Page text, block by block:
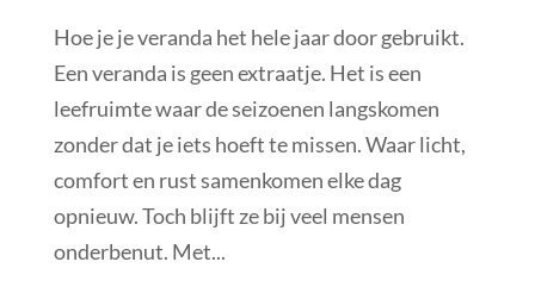
Hoe je je veranda het hele jaar door gebruikt.
Een veranda is geen extraatje. Het is een
leefruimte waar de seizoenen langskomen
zonder dat je iets hoeft te missen. Waar licht,
comfort en rust samenkomen elke dag
opnieuw. Toch blijft ze bij veel mensen
onderbenut. Met...